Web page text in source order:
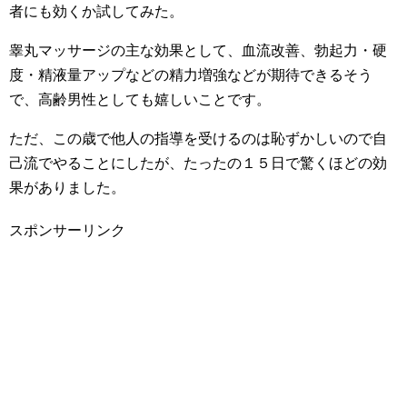
者にも効くか試してみた。
睾丸マッサージの主な効果として、血流改善、勃起力・硬
度・精液量アップなどの精力増強などが期待できるそう
で、高齢男性としても嬉しいことです。
ただ、この歳で他人の指導を受けるのは恥ずかしいので自
己流でやることにしたが、たったの１５日で驚くほどの効
果がありました。
スポンサーリンク